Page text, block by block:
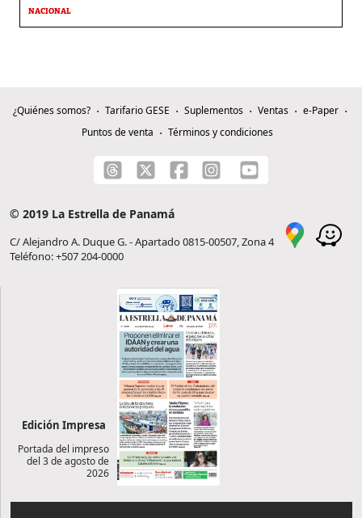
NACIONAL
¿Quiénes somos? Tarifario GESE Suplementos Ventas
e-Paper
Puntos de venta
Términos y condiciones
© 2019 La Estrella de Panamá
C/ Alejandro A. Duque G. - Apartado 0815-00507, Zona 4
Teléfono: +507 204-0000
Edición Impresa
Portada del impreso
del 3 de agosto de
2026